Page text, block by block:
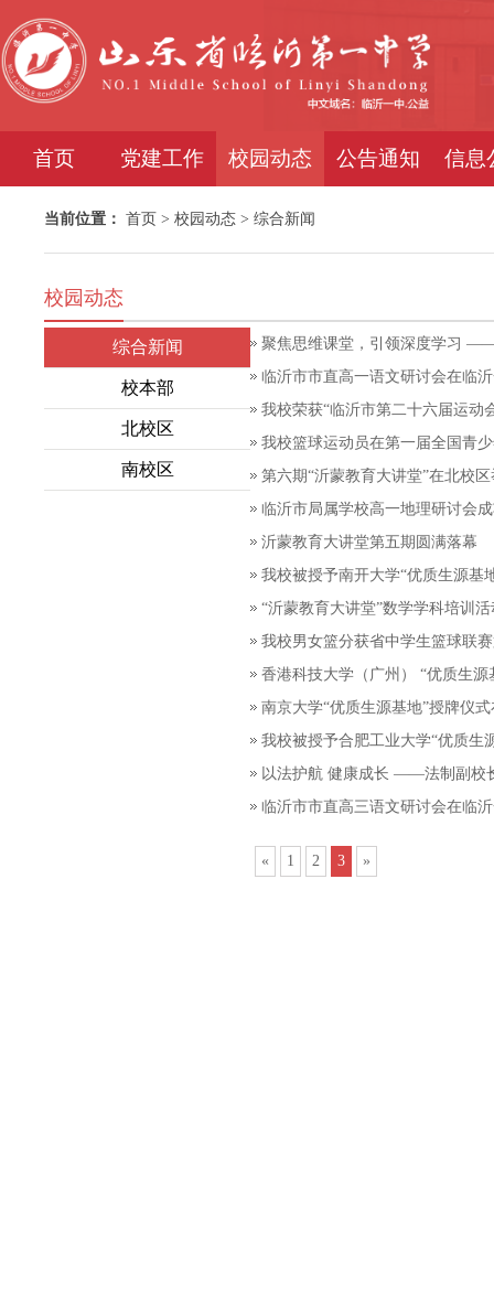
首页 党建工作 校园动态 公告通知 信息
当前位置： 首页 > 校园动态 > 综合新闻
校园动态
综合新闻
校本部
北校区
南校区
聚焦思维课堂，引领深度学习
临沂市市直高一语文研讨会在临
我校荣获“临沂市第二十六届运动
我校篮球运动员在第一届全国青
第六期“沂蒙教育大讲堂”在北校
临沂市局属学校高一地理研讨会
沂蒙教育大讲堂第五期圆满落幕
我校被授予南开大学“优质生源基
“沂蒙教育大讲堂”数学学科培训
我校男女篮分获省中学生篮球联
香港科技大学（广州） “优质生
南京大学“优质生源基地”授牌仪
我校被授予合肥工业大学“优质生
以法护航 健康成长 ——法制副校
临沂市市直高三语文研讨会在临
« 1 2 3 »